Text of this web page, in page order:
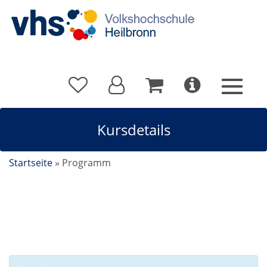
Kursdetails
Startseite » Programm